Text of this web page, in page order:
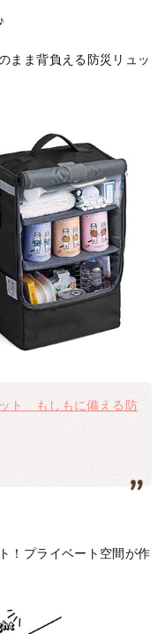
まま背負える防災リュッ
ト もしもに備える防
！プライベート空間が作